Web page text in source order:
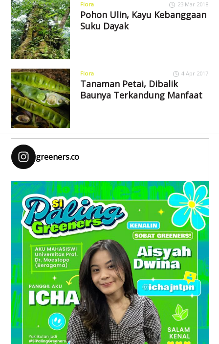
Flora 23 Mar 2018
Pohon Ulin, Kayu Kebanggaan
Suku Dayak
Flora 4 Apr 2017
Tanaman Petai, Dibalik
Baunya Terkandung Manfaat
greeners.co